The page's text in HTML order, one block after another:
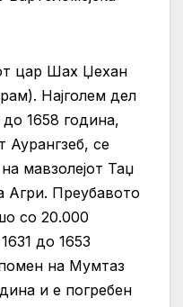
цар Шах Џехан
Најголем дел
1658 година,
Аурангзеб, се
мавзолејот Таџ
Агри. Преубавото
со 20.000
до 1653
на Мумтаз
и е погребен